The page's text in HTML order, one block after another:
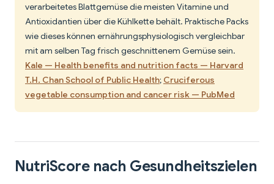
verarbeitetes Blattgemüse die meisten Vitamine und
Antioxidantien über die Kühlkette behält. Praktische Packs
wie dieses können ernährungsphysiologisch vergleichbar
mit am selben Tag frisch geschnittenem Gemüse sein.
Kale — Health benefits and nutrition facts — Harvard
T.H. Chan School of Public Health; Cruciferous
vegetable consumption and cancer risk — PubMed
NutriScore nach Gesundheitszielen